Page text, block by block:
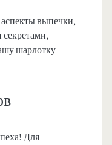
аспекты выпечки,
шарлотку
Для